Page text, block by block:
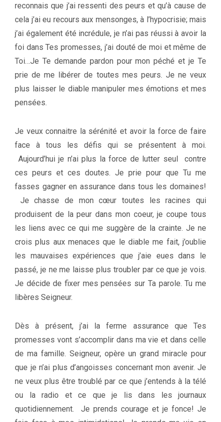
reconnais que j’ai ressenti des peurs et qu’à cause de
cela j’ai eu recours aux mensonges, à l’hypocrisie; mais
j’ai également été incrédule, je n’ai pas réussi à avoir la
foi dans Tes promesses, j’ai douté de moi et même de
Toi…Je Te demande pardon pour mon péché et je Te
prie de me libérer de toutes mes peurs. Je ne veux
plus laisser le diable manipuler mes émotions et mes
pensées.
Je veux connaitre la sérénité et avoir la force de faire
face à tous les défis qui se présentent à moi.
Aujourd’hui je n’ai plus la force de lutter seul contre
ces peurs et ces doutes. Je prie pour que Tu me
fasses gagner en assurance dans tous les domaines!
Je chasse de mon cœur toutes les racines qui
produisent de la peur dans mon coeur, je coupe tous
les liens avec ce qui me suggère de la crainte. Je ne
crois plus aux menaces que le diable me fait, j’oublie
les mauvaises expériences que j’aie eues dans le
passé, je ne me laisse plus troubler par ce que je vois.
Je décide de fixer mes pensées sur Ta parole. Tu me
libères Seigneur.
Dès à présent, j’ai la ferme assurance que Tes
promesses vont s’accomplir dans ma vie et dans celle
de ma famille. Seigneur, opère un grand miracle pour
que je n’ai plus d’angoisses concernant mon avenir. Je
ne veux plus être troublé par ce que j’entends à la télé
ou la radio et ce que je lis dans les journaux
quotidiennement. Je prends courage et je fonce! Je